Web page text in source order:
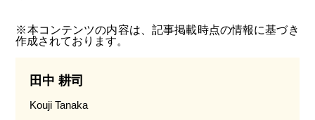
※本コンテンツの内容は、記事掲載時点の情報に基づき
作成されております。
田中 耕司
Kouji Tanaka